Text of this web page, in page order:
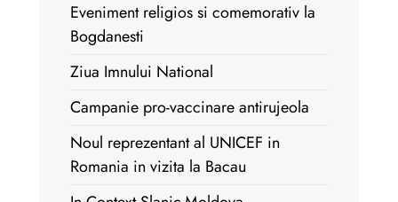
Eveniment religios si comemorativ la
Bogdanesti
Ziua Imnului National
Campanie pro-vaccinare antirujeola
Noul reprezentant al UNICEF in
Romania in vizita la Bacau